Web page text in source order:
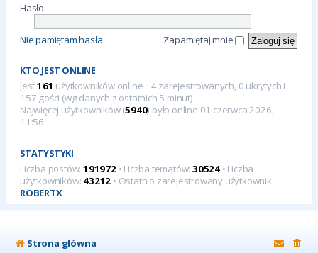
Hasło:
Nie pamiętam hasła Zapamiętaj mnie
KTO JEST ONLINE
Jest161 użytkowników online :: 4 zarejestrowanych, 0 ukrytych i
157 gości (wg danych z ostatnich 5 minut)
Najwięcej użytkowników (5940) było online 01 czerwca 2026,
11:56
STATYSTYKI
Liczba postów: 191972• Liczba tematów:30524 • Liczba
użytkowników: 43212 • Ostatnio zarejestrowany użytkownik:
ROBERTX
Strona główna